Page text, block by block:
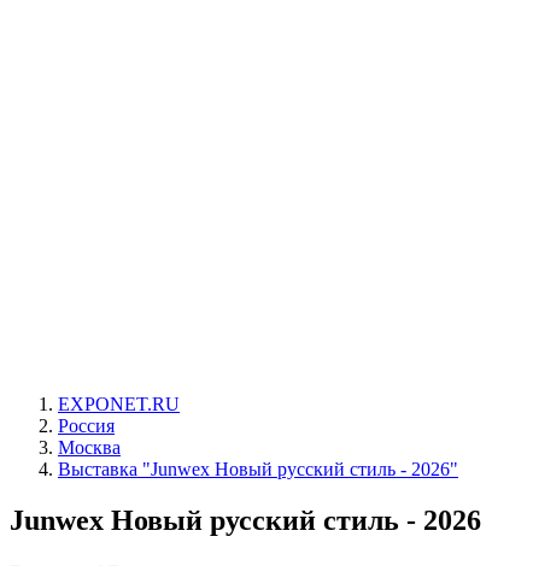
EXPONET.RU
Россия
Москва
Выставка "Junwex Новый русский стиль - 2026"
Junwex Новый русский стиль - 2026